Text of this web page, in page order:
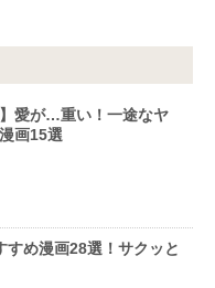
】愛が…重い！一途なヤ
画15選
すめ漫画28選！サクッと